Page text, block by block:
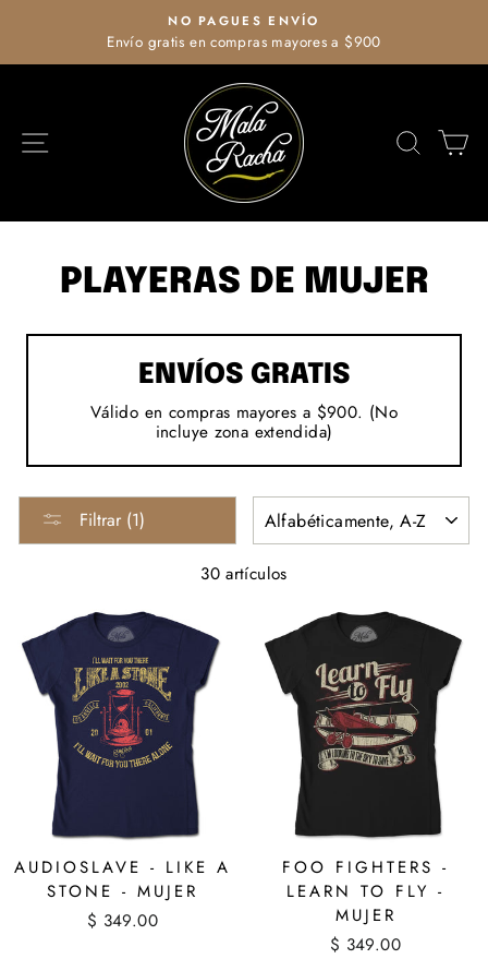
al
diapositivas
pausa
NO PAGUES ENVÍO
Envío gratis en compras mayores a $900
PLAYERAS DE MUJER
ENVÍOS GRATIS
Válido en compras mayores a $900. (No
incluye zona extendida)
Filtrar (1)
30 artículos
AUDIOSLAVE - LIKE A
STONE - MUJER
$ 349.00
FOO FIGHTERS -
LEARN TO FLY -
MUJER
$ 349.00